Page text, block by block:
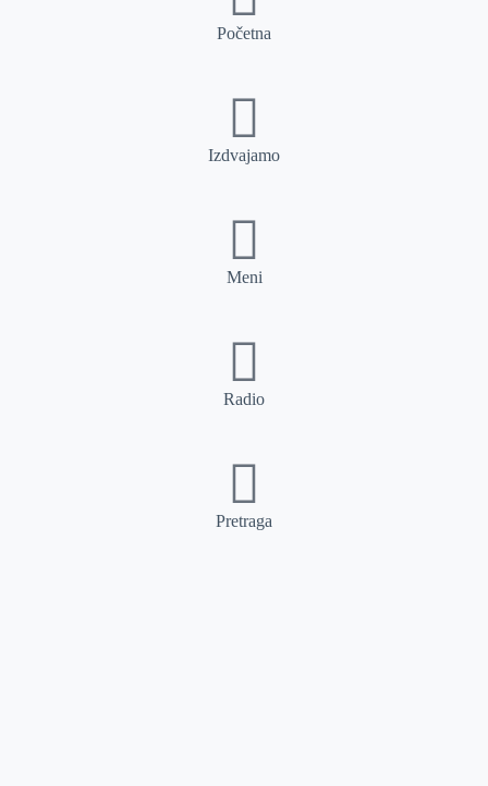
Početna
Izdvajamo
Meni
Radio
Pretraga